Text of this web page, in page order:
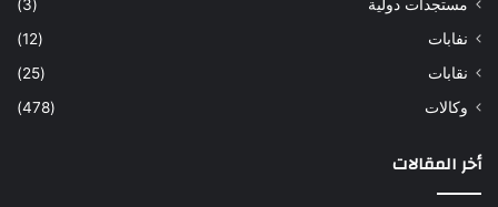
مستجدات دولية
(3)
نفابات
(12)
نقابات
(25)
وكالات
(478)
أخر المقالات